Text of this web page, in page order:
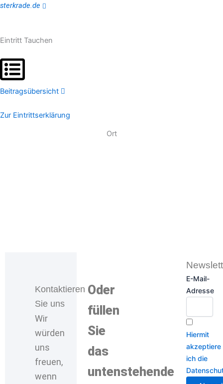
sterkrade.de
Eintritt Tauchen
Beitragsübersicht
Zur Eintrittserklärung
Ort
Kontaktieren
Sie uns
Wir
würden
uns
freuen,
wenn
Oder
füllen
Sie
das
untenstehende
E-Mail-
Adresse
Hiermit
akzeptiere
ich die